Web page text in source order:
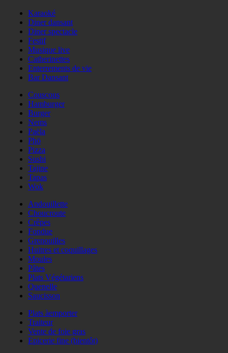
Karaoké
Diner dansant
Diner spectacle
Festif
Musique live
Catherinettes
Enterrements de vie
Bar Dansant
Couscous
Hamburger
Burger
Nems
Paëla
Phö
Pizza
Sushi
Tajine
Tapas
Wok
Andouillette
Choucroute
Crêpes
Fondue
Grenouilles
Huitres et coquillages
Moules
Pâtes
Plats Végétariens
Quenelle
Saucisson
Plats àemporter
Traiteur
Vente de foie gras
Epicerie fine (bientôt)